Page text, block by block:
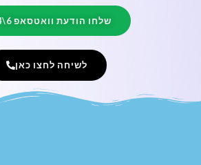
שלחו הודעת וואטסאפ 6\24
לשיחה לחצו כאן